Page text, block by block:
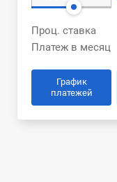
Проц. ставка
Платеж в месяц
График
платежей